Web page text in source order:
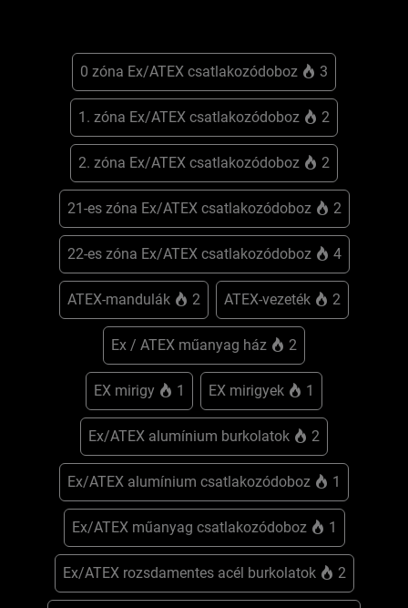
0 zóna Ex/ATEX csatlakozódoboz 3
1. zóna Ex/ATEX csatlakozódoboz 2
2. zóna Ex/ATEX csatlakozódoboz 2
21-es zóna Ex/ATEX csatlakozódoboz 2
22-es zóna Ex/ATEX csatlakozódoboz 4
ATEX-mandulák 2 ATEX-vezeték 2
Ex / ATEX műanyag ház 2
EX mirigy 1 EX mirigyek 1
Ex/ATEX alumínium burkolatok 2
Ex/ATEX alumínium csatlakozódoboz 1
Ex/ATEX műanyag csatlakozódoboz 1
Ex/ATEX rozsdamentes acél burkolatok 2